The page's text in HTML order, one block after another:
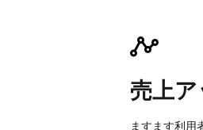
売上
ますます利用